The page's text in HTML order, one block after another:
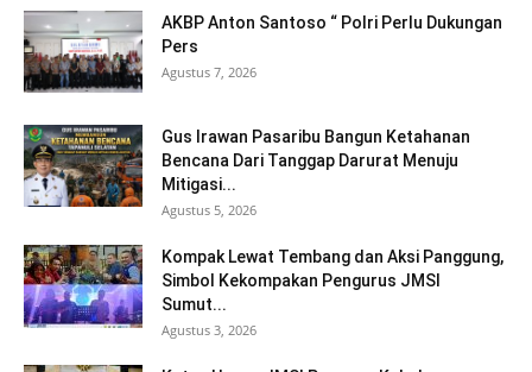
AKBP Anton Santoso “ Polri Perlu Dukungan
Pers
Agustus 7, 2026
Gus Irawan Pasaribu Bangun Ketahanan
Bencana Dari Tanggap Darurat Menuju
Mitigasi...
Agustus 5, 2026
Kompak Lewat Tembang dan Aksi Panggung,
Simbol Kekompakan Pengurus JMSI
Sumut...
Agustus 3, 2026